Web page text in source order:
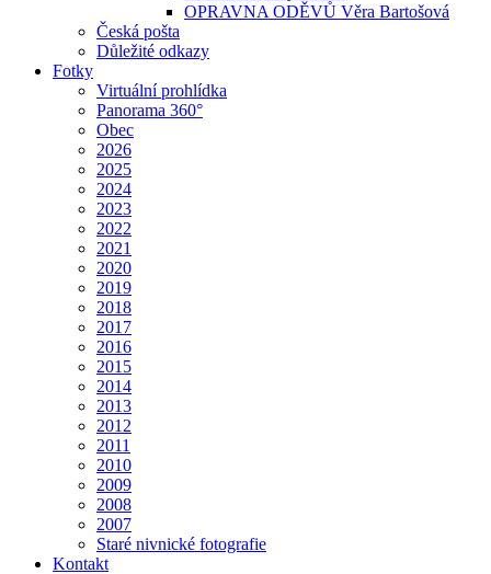
OPRAVNA ODĚVŮ Věra Bartošová
Česká pošta
Důležité odkazy
Fotky
Virtuální prohlídka
Panorama 360°
Obec
2026
2025
2024
2023
2022
2021
2020
2019
2018
2017
2016
2015
2014
2013
2012
2011
2010
2009
2008
2007
Staré nivnické fotografie
Kontakt